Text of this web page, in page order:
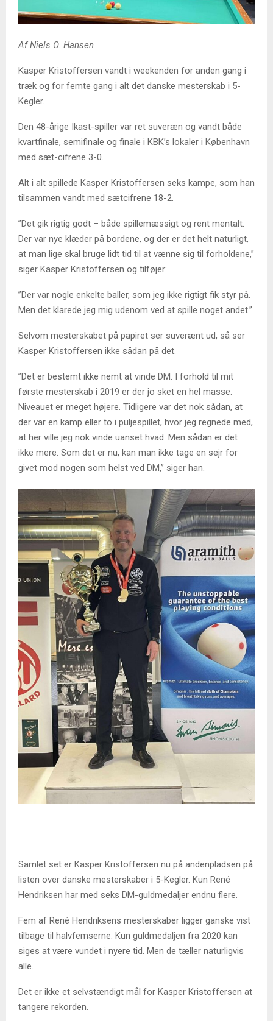
Af Niels O. Hansen
Kasper Kristoffersen vandt i weekenden for anden gang i
træk og for femte gang i alt det danske mesterskab i 5-
Kegler.
Den 48-årige Ikast-spiller var ret suveræn og vandt både
kvartfinale, semifinale og finale i KBK’s lokaler i København
med sæt-cifrene 3-0.
Alt i alt spillede Kasper Kristoffersen seks kampe, som han
tilsammen vandt med sætcifrene 18-2.
”Det gik rigtig godt – både spillemæssigt og rent mentalt.
Der var nye klæder på bordene, og der er det helt naturligt,
at man lige skal bruge lidt tid til at vænne sig til forholdene,”
siger Kasper Kristoffersen og tilføjer:
”Der var nogle enkelte baller, som jeg ikke rigtigt fik styr på.
Men det klarede jeg mig udenom ved at spille noget andet.”
Selvom mesterskabet på papiret ser suverænt ud, så ser
Kasper Kristoffersen ikke sådan på det.
”Det er bestemt ikke nemt at vinde DM. I forhold til mit
første mesterskab i 2019 er der jo sket en hel masse.
Niveauet er meget højere. Tidligere var det nok sådan, at
der var en kamp eller to i puljespillet, hvor jeg regnede med,
at her ville jeg nok vinde uanset hvad. Men sådan er det
ikke mere. Som det er nu, kan man ikke tage en sejr for
givet mod nogen som helst ved DM,” siger han.
Samlet set er Kasper Kristoffersen nu på andenpladsen på
listen over danske mesterskaber i 5-Kegler. Kun René
Hendriksen har med seks DM-guldmedaljer endnu flere.
Fem af René Hendriksens mesterskaber ligger ganske vist
tilbage til halvfemserne. Kun guldmedaljen fra 2020 kan
siges at være vundet i nyere tid. Men de tæller naturligvis
alle.
Det er ikke et selvstændigt mål for Kasper Kristoffersen at
tangere rekorden.